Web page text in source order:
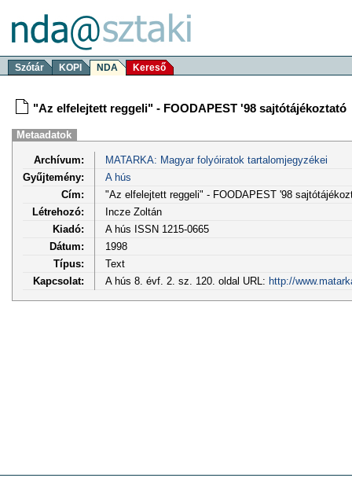
Szótár KOPI NDA Kereső
"Az elfelejtett reggeli" - FOODAPEST '98 sajtótájékoztató
Metaadatok
Archívum:
MATARKA: Magyar folyóiratok tartalomjegyzékei
Gyűjtemény:
A hús
Cím:
"Az elfelejtett reggeli" - FOODAPEST '98
Létrehozó:
Incze Zoltán
Kiadó:
A hús ISSN 1215-0665
Dátum:
1998
Típus:
Text
Kapcsolat:
A hús 8. évf. 2. sz. 120. oldal URL: http://